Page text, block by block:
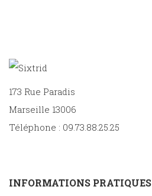
173 Rue Paradis
Marseille 13006
Téléphone : 09.73.88.25.25
INFORMATIONS PRATIQUES